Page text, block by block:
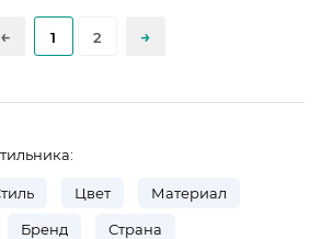
1 2
Цвет Материал
Бренд Страна